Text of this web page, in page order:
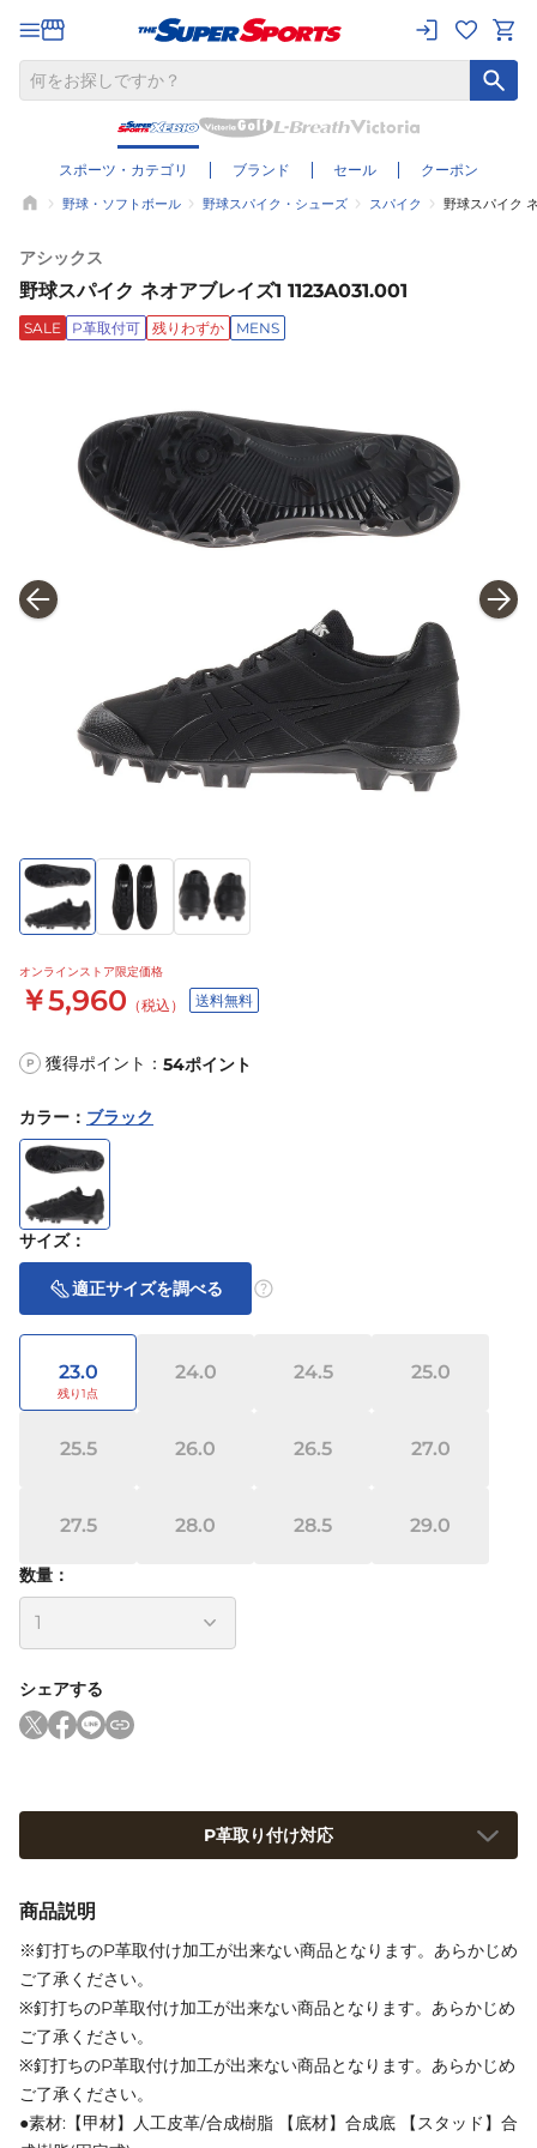
スポーツ・カテゴリ ブランド セール クーポン
野球・ソフトボール 野球スパイク・シューズ スパイク 野球スパイク
アシックス
野球スパイク ネオアブレイズ1 1123A031.001
SALE P革取付可 残りわずか MENS
オンラインストア限定価格
￥5,960 （税込） 送料無料
P 獲得ポイント： 54ポイント
カラー ： ブラック
サイズ：
適正サイズを調べる
23.0 24.0 24.5 25.0
25.5 26.0 26.5 27.0
27.5 28.0 28.5 29.0
数量：
シェアする
P革取り付け対応
商品説明
※釘打ちのP革取付け加工が出来ない商品となります。あらかじめ
ご了承ください。
※釘打ちのP革取付け加工が出来ない商品となります。あらかじめ
ご了承ください。
※釘打ちのP革取付け加工が出来ない商品となります。あらかじめ
ご了承ください。
●素材:【甲材】人工皮革/合成樹脂 【底材】合成底 【スタッド】合